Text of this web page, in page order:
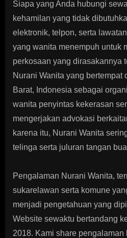
Siapa yang Anda hubungi
kehamilan yang tidak
elektronik, telpon, serta
yang wanita menempuh untuk
perkosaan yang dirasakannya
Nurani Wanita yang bertempat
Barat, Indonesia sebagai
wanita penyintas kekerasan
mengerjakan advokasi
karena itu, Nurani Wanita
telinga serta juluran tangan
Pengalaman Nurani Wanita,
sukarelawan serta komune
menjadi pengetahuan yang
Website sewaktu bertandang
2018. Kami share